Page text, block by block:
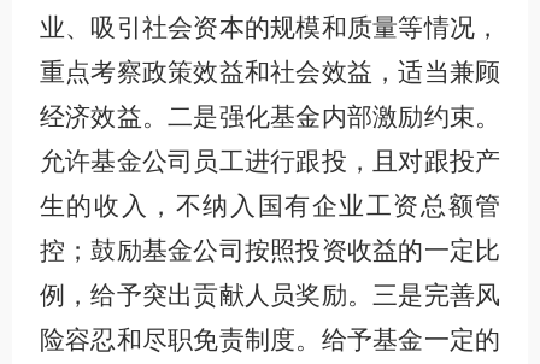
业、吸引社会资本的规模和质量等情况，
重点考察政策效益和社会效益，适当兼顾
经济效益。二是强化基金内部激励约束。
允许基金公司员工进行跟投，且对跟投产
生的收入，不纳入国有企业工资总额管
控；鼓励基金公司按照投资收益的一定比
例，给予突出贡献人员奖励。三是完善风
险容忍和尽职免责制度。给予基金一定的